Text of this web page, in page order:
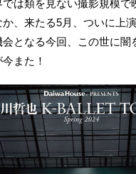
は類を見ない撮影規模
、来たる5月、ついに上
となる今回、この世に
また！